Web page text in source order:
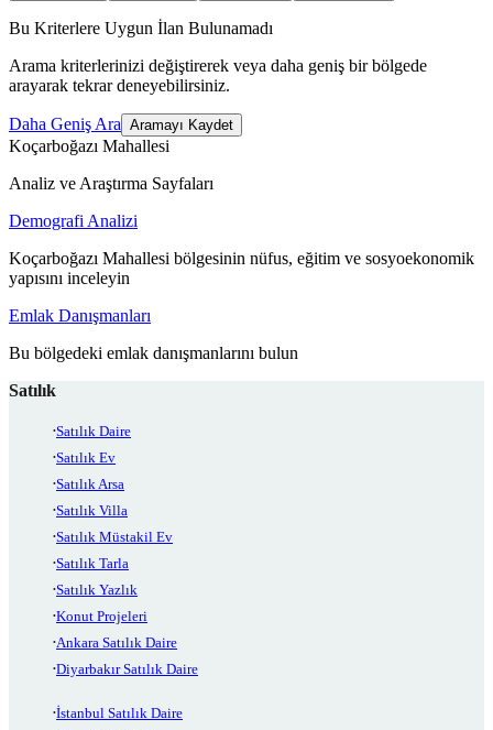
Bu Kriterlere Uygun İlan Bulunamadı
Arama kriterlerinizi değiştirerek veya daha geniş bir bölgede
arayarak tekrar deneyebilirsiniz.
Daha Geniş Ara Aramayı Kaydet
Koçarboğazı Mahallesi
Analiz ve Araştırma Sayfaları
Demografi Analizi
Koçarboğazı Mahallesi bölgesinin nüfus, eğitim ve sosyoekonomik
yapısını inceleyin
Emlak Danışmanları
Bu bölgedeki emlak danışmanlarını bulun
Satılık
Satılık Daire
Satılık Ev
Satılık Arsa
Satılık Villa
Satılık Müstakil Ev
Satılık Tarla
Satılık Yazlık
Konut Projeleri
Ankara Satılık Daire
Diyarbakır Satılık Daire
İstanbul Satılık Daire